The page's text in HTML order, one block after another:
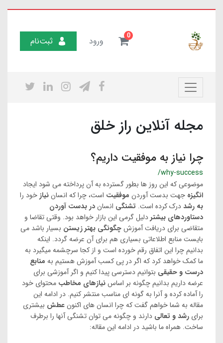
0 ورود ثبت‌نام
مجله آنلاین راز خلق
چرا نیاز به موفقیت داریم؟
/why-success
موضوعی که این روز ها بطور گسترده به آن پرداخته می شود ایجاد
انگیزه جهت بدست آوردن موفقیت است، چرا که انساننیاز خود را
به رشددرک کرده است. تشنگی انساندر بدست آوردن
دستاوردهای بیشتردلیل گرمی این بازار خواهد بود. وقتی تقاضا و
متقاضی برای دریافت آموزشچگونگی بهتر زیستن بسیار باشد می
بایست منابع اطلاعاتی بسیاری هم برای آن عرضه گردد. اینکه
بدانیم چرا این اتفاق رقم خورده است و از کجا سرچشمه میگیرد به
ما کمک خواهد کرد که اگر در پی کسب آموزش هستیم به منابع
درست و حقیقی بتوانیم دسترسی پیدا کنیم و اگر آموزشی برای
عرضه داریم بدانیم چگونه بر اساسنیازهای مخاطب محتوای خود
را آماده کرده و آنرا به گونه ای مناسب منتشر کنیم. در ادامه این
مقاله به شما خواهم گفت که چرا انسان های اکنونعطش بیشتری
برای رشد و تعالی دارند و چگونه می توان تشنگی آنها را برطرف
ساخت. همراه ما باشید در ادامه این مقاله: